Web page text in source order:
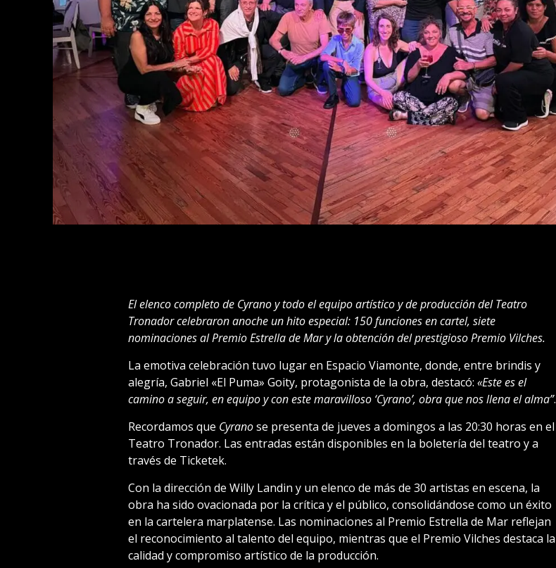
El elenco completo de Cyrano y todo el equipo artístico y de producción del Teatro
Tronador celebraron anoche un hito especial: 150 funciones en cartel, siete
nominaciones al Premio Estrella de Mar y la obtención del prestigioso Premio Vilches.
La emotiva celebración tuvo lugar en Espacio Viamonte, donde, entre brindis y
alegría, Gabriel «El Puma» Goity, protagonista de la obra, destacó: «Este es el
camino a seguir, en equipo y con este maravilloso ‘Cyrano’, obra que nos llena el alma”.
Recordamos que Cyranose presenta de jueves a domingos a las 20:30 horas en el
Teatro Tronador. Las entradas están disponibles en la boletería del teatro y a
través de Ticketek.
Con la dirección de Willy Landin y un elenco de más de 30 artistas en escena, la
obra ha sido ovacionada por la crítica y el público, consolidándose como un éxito
en la cartelera marplatense. Las nominaciones al Premio Estrella de Mar reflejan
el reconocimiento al talento del equipo, mientras que el Premio Vilches destaca la
calidad y compromiso artístico de la producción.